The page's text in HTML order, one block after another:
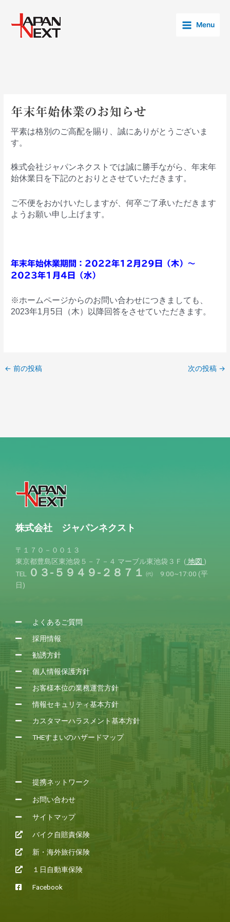
Menu
Menu
年末年始休業のお知らせ
平素は格別のご高配を賜り、誠にありがとうございま
す。
株式会社ジャパンネクストでは誠に勝手ながら、年末年
始休業日を下記のとおりとさせていただきます。
ご不便をおかけいたしますが、何卒ご了承いただきます
ようお願い申し上げます。
年末年始休業期間：2022年12月29日（木）～
2023年1月4日（水）
※ホームページからのお問い合わせにつきましても、
2023年1月5日（木）以降回答をさせていただきます。
navigation
← 前の投稿 次の投稿 →
株式会社 ジャパンネクスト
〒１７０－００１３
東京都豊島区東池袋５－７－４ マーブル東池袋３Ｆ ( 地図 )
TEL
０３-５９４９-２８７１ ㈹ 9:00~17:00 (平
日)
よくあるご質問
採用情報
勧誘方針
個人情報保護方針
お客様本位の業務運営方針
情報セキュリティ基本方針
カスタマーハラスメント基本方針
THEすまいのハザードマップ
提携ネットワーク
お問い合わせ
サイトマップ
バイク自賠責保険
新・海外旅行保険
１日自動車保険
Facebook